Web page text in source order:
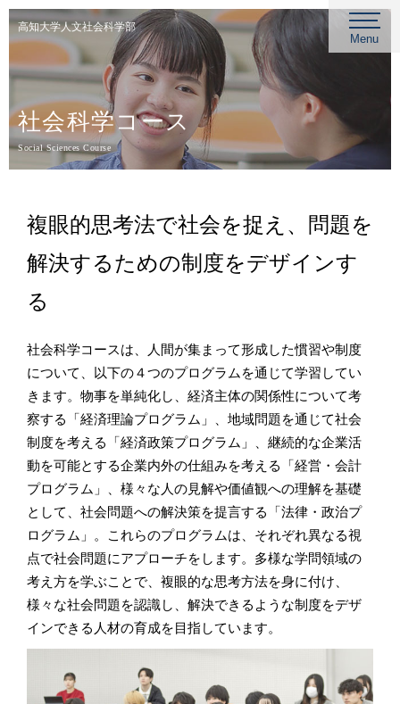
Menu
高知大学人文社会科学部
社会科学コース
Social Sciences Course
複眼的思考法で社会を捉え、問題を
解決するための制度をデザインす
る
社会科学コースは、人間が集まって形成した慣習や制度
について、以下の４つのプログラムを通じて学習してい
きます。物事を単純化し、経済主体の関係性について考
察する「経済理論プログラム」、地域問題を通じて社会
制度を考える「経済政策プログラム」、継続的な企業活
動を可能とする企業内外の仕組みを考える「経営・会計
プログラム」、様々な人の見解や価値観への理解を基礎
として、社会問題への解決策を提言する「法律・政治プ
ログラム」。これらのプログラムは、それぞれ異なる視
点で社会問題にアプローチをします。多様な学問領域の
考え方を学ぶことで、複眼的な思考方法を身に付け、
様々な社会問題を認識し、解決できるような制度をデザ
インできる人材の育成を目指しています。